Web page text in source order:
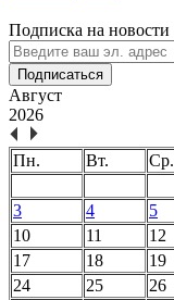
Подписка на новости
Подписаться
Август
2026
Пн. Вт. Ср.
3
4 5
10
11 12
17
18 19
24
25 26